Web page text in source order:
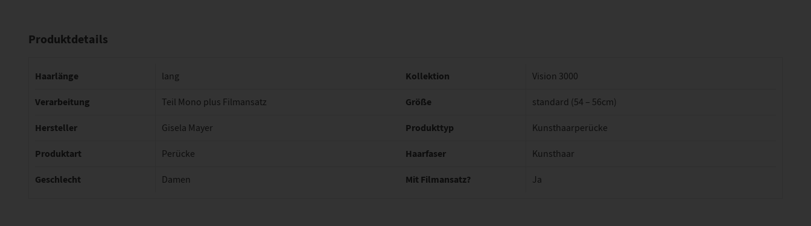
Produktdetails
Haarlänge lang Kollektion Vision 3000
Verarbeitung Teil Mono plus Filmansatz Größe standard (54 – 56cm)
Hersteller Gisela Mayer Produkttyp Kunsthaarperücke
Produktart Perücke Haarfaser Kunsthaar
Geschlecht Damen Mit Filmansatz? Ja